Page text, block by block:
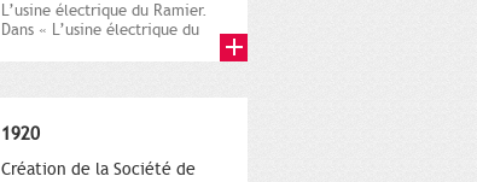
L’usine électrique du Ramier.
Dans « L’usine électrique du
1920
Création de la Société de